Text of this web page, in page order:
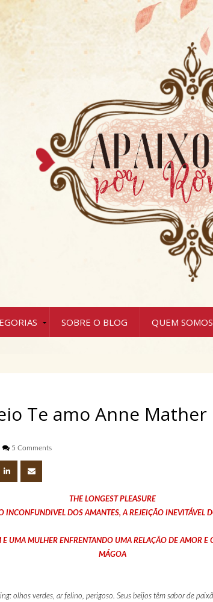
SOBRE O BLOG QUEM SOMOS
Te amo Anne Mather
5 Comments
THE LONGEST PLEASURE
INCONFUNDIVEL DOS AMANTES, A REJEIÇÃO INEVITÁVEL
UMA MULHER ENFRENTANDO UMA RELAÇÃO DE AMOR E
MÁGOA
olhos verdes, ar felino, perigoso. Seus beijos têm sabor de